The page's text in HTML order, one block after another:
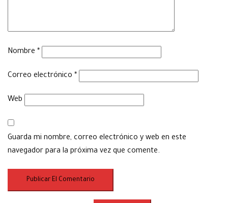
Nombre *
Correo electrónico *
Web
Guarda mi nombre, correo electrónico y web en este
navegador para la próxima vez que comente.